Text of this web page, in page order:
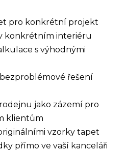
pro konkrétní projekt
konkrétním interiéru
s výhodnými
řešení
jako zázemí pro
klientům
vzorky tapet
přímo ve vaší kanceláři